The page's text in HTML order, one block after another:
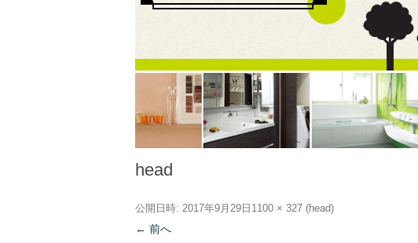
head
公開日時: 2017年9月29日 1100 × 327 (head)
← 前へ